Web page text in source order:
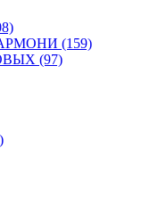
(159)
(97)